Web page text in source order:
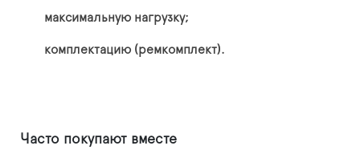
максимальную нагрузку;
комплектацию (ремкомплект).
Часто покупают вместе